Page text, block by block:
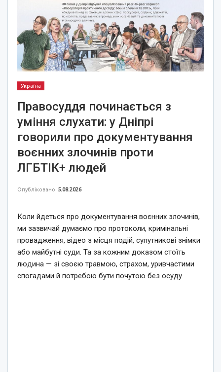
Україна
Правосуддя починається з
уміння слухати: у Дніпрі
говорили про документування
воєнних злочинів проти
ЛГБТІК+ людей
Опубліковано 5.08.2026
Коли йдеться про документування воєнних злочинів,
ми зазвичай думаємо про протоколи, кримінальні
провадження, відео з місця подій, супутникові знімки
або майбутні суди. Та за кожним доказом стоїть
людина — зі своєю травмою, страхом, уривчастими
спогадами й потребою бути почутою без осуду.